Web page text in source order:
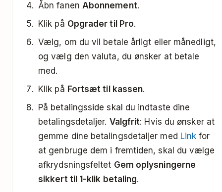
Åbn fanen Abonnement.
Klik på Opgrader til Pro.
Vælg, om du vil betale årligt eller månedligt,
og vælg den valuta, du ønsker at betale
med.
Klik på Fortsæt til kassen.
På betalingsside skal du indtaste dine
betalingsdetaljer. Valgfrit: Hvis du ønsker at
gemme dine betalingsdetaljer med Link for
at genbruge dem i fremtiden, skal du vælge
afkrydsningsfeltet Gem oplysningerne
sikkert til 1-klik betaling.